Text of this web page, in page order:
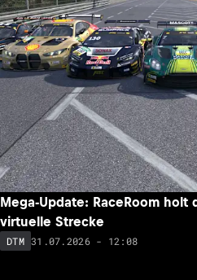
Mega-Update: RaceRoom holt
virtuelle Strecke
DTM 31.07.2026 - 12:08